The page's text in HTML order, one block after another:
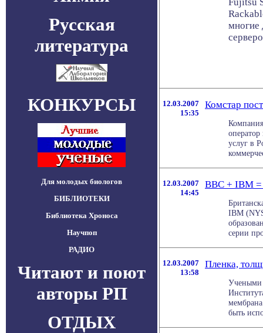
Русская
литература
КОНКУРСЫ
Для молодых биологов
БИБЛИОТЕКИ
Библиотека Хроноса
Научпоп
РАДИО
Читают и поют
авторы РП
ОТДЫХ
многие
12.03.2007
15:35
Комстар
услуг в
12.03.2007
14:45
BBC + IBM =
IBM
серии
12.03.2007
13:58
Пленка,
Учеными
быть